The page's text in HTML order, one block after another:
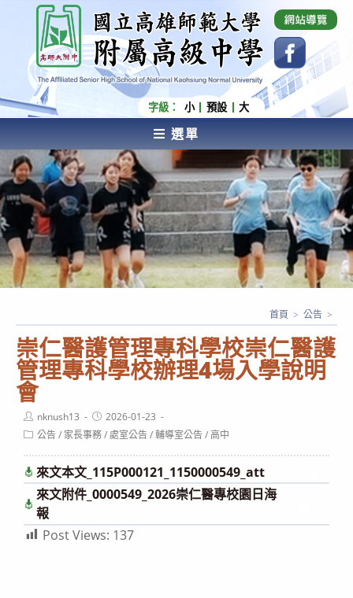
內
容
國立高雄師範大學附屬高級中學 Affiliated Senior
High School of National Kaohsiung Normal
University
字級： 小 預設 大
選單
AFFILIATED SENIOR HIGH SCHOOL OF NATIONAL
KAOHSIUNG NORMAL UNIVERSITY
崇仁醫護管理專科學校崇仁醫護
管理專科學校辦理4場入學說明
會
首頁 > 公告 >
Post
author:
nknush13
Post
published:
2026-01-23
Post公告/ 家長事務/處室公告/輔導室公告/高中
來文本文_115P000121_1150000549_att
來文附件_0000549_2026崇仁醫專校園日海
報
Post Views: 137